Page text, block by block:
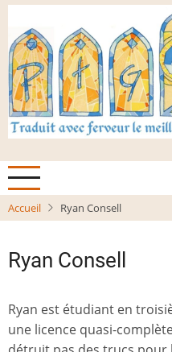
Aller
contenu
principal
Accueil Ryan Consell
Ryan Consell
Ryan est étudiant en
une licence quasi-